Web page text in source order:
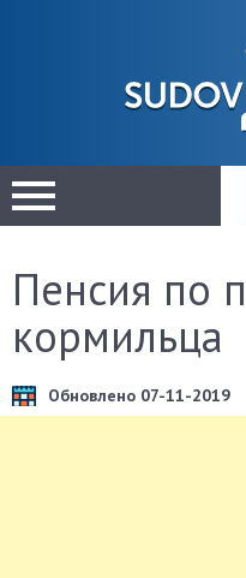
Пенсия по
кормильца
Обновлено 07-11-2019